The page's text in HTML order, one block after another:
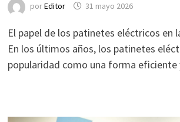
porEditor 31 mayo 2026
El papel de los patinetes eléctricos en
En los últimos años, los patinetes
popularidad como una forma